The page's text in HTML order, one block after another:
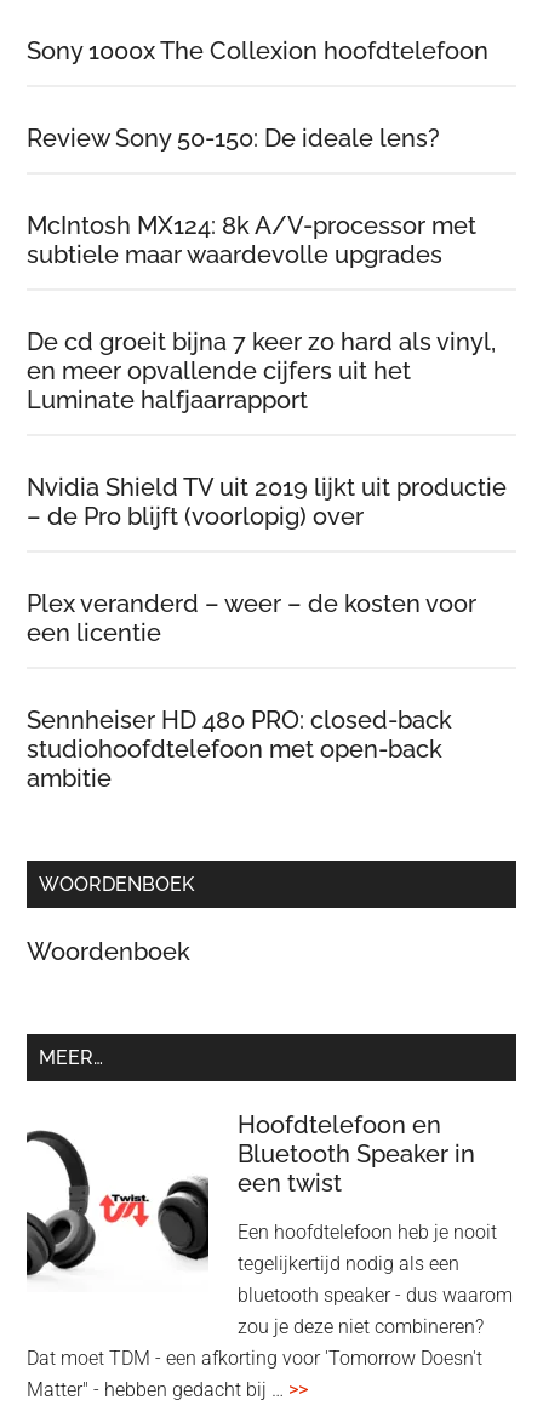
Sony 1000x The Collexion hoofdtelefoon
Review Sony 50-150: De ideale lens?
McIntosh MX124: 8k A/V-processor met
subtiele maar waardevolle upgrades
De cd groeit bijna 7 keer zo hard als vinyl,
en meer opvallende cijfers uit het
Luminate halfjaarrapport
Nvidia Shield TV uit 2019 lijkt uit productie
– de Pro blijft (voorlopig) over
Plex veranderd – weer – de kosten voor
een licentie
Sennheiser HD 480 PRO: closed-back
studiohoofdtelefoon met open-back
ambitie
WOORDENBOEK
Woordenboek
MEER…
Hoofdtelefoon en
Bluetooth Speaker in
een twist
Een hoofdtelefoon heb je nooit
tegelijkertijd nodig als een
bluetooth speaker - dus waarom
zou je deze niet combineren?
Dat moet TDM - een afkorting voor 'Tomorrow Doesn't
Matter" - hebben gedacht bij … >>overHoofdtelefoon